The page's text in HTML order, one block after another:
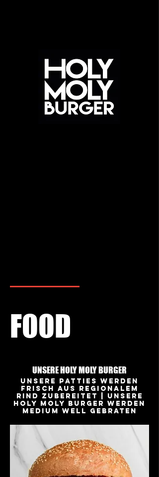
FOOD
UNSERE HOLY MOLY BURGER
Unsere Patties werden
frisch aus regionalem
Rind zubereitet | Unsere
HOLY MOLY BURGER werden
Medium Well gebraten